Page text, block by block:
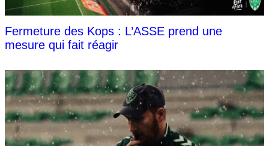
Fermeture des Kops : L’ASSE prend une
mesure qui fait réagir